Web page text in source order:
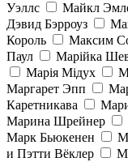
Уэллс
Майкл
Дэвид Бэрроуз
Король
Максим
Паул
Марійка
Марія Мідух
Маргарет Эпп
Каретникава
Марина Шрейнер
Марк Бьюкенен
и Пэтти Вёклер